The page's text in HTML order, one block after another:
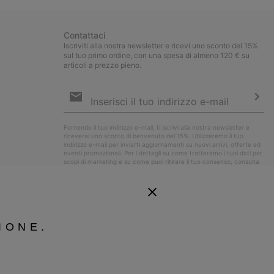
Contattaci
Iscriviti alla nostra newsletter e ricevi uno sconto del 15%
sul tuo primo ordine, con una spesa di almeno 120 € su
articoli a prezzo pieno.
e-
Fornendo il tuo indirizzo e-mail, ti iscrivi alla nostra newsletter e
riceverai uno sconto di benvenuto del 15%. Utilizzeremo il tuo
indirizzo e-mail per inviarti aggiornamenti su nuovi arrivi, offerte ed
eventi promozionali. Per i dettagli su come tratteremo i tuoi dati per
scopi di marketing e su come puoi ritirare il tuo consenso, consulta